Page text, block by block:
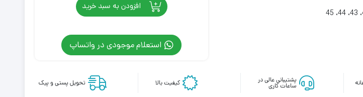
افزودن به سبد خرید
استعلام موجودی در واتساپ
پشتیبانی عالی در
ساعات کاری کیفیت بالا تحویل پستی و پیک